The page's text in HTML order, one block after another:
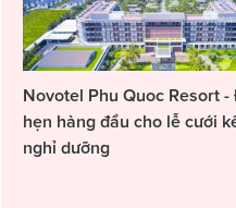
Novotel Phu Quoc Resort -
hẹn hàng đầu cho lễ cưới
nghỉ dưỡng